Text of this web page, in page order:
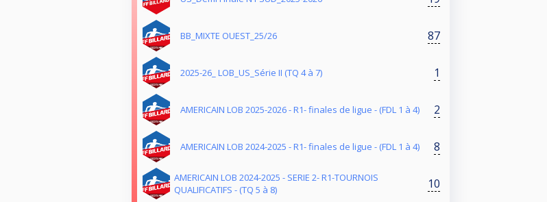
BB_MIXTE OUEST_25/26 87
2025-26_ LOB_US_Série II (TQ 4 à 7) 1
AMERICAIN LOB 2025-2026 - R1- finales de ligue - (FDL 1 à 4) 2
AMERICAIN LOB 2024-2025 - R1- finales de ligue - (FDL 1 à 4) 8
AMERICAIN LOB 2024-2025 - SERIE 2- R1-TOURNOIS
QUALIFICATIFS - (TQ 5 à 8)
10